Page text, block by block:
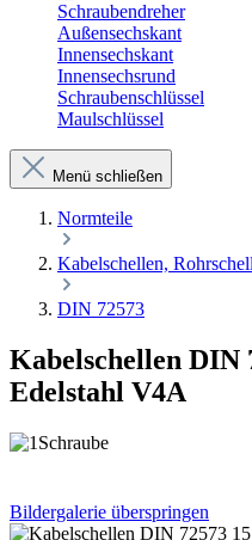
Schraubendreher
Außensechskant
Innensechskant
Innensechsrund
Schraubenschlüssel
Maulschlüssel
Menü schließen
Normteile
Kabelschellen,
DIN 72573
Kabelschellen DIN
Edelstahl V4A
Bildergalerie überspringen